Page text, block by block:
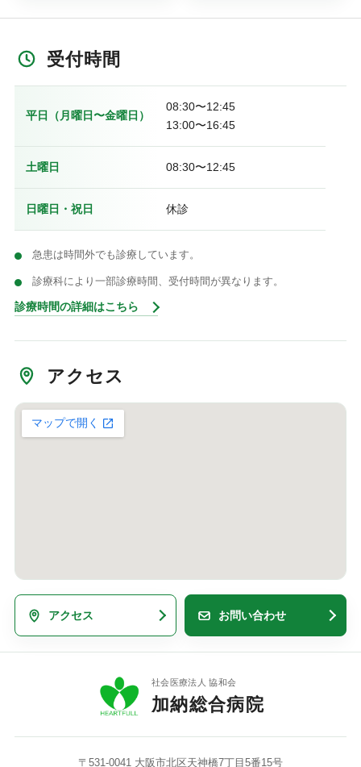
受付時間
平日（月曜日〜金曜日）
08:30〜12:45
13:00〜16:45
土曜日 08:30〜12:45
日曜日・祝日 休診
急患は時間外でも診療しています。
診療科により一部診療時間、受付時間が異なります。
診療時間の詳細はこちら
アクセス
アクセス お問い合わせ
社会医療法人 協和会
加納総合病院
〒531-0041 大阪市北区天神橋7丁目5番15号